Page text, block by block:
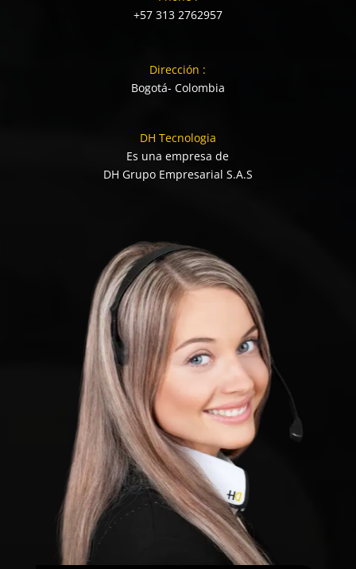
+57 313 2762957
Dirección :
Bogotá- Colombia
DH Tecnologia
Es una empresa de
DH Grupo Empresarial S.A.S